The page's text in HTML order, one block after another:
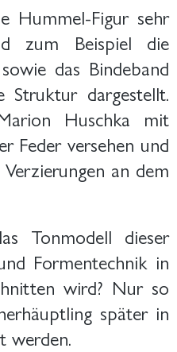
Hummel-Figur sehr
zum Beispiel die
das Bindeband
Struktur dargestellt.
Huschka mit
Feder versehen und
an dem
Tonmodell dieser
Formentechnik in
wird? Nur so
später in
werden.